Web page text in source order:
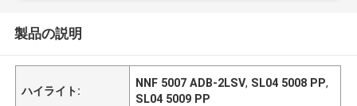
製品の説明
ハイライト:
NNF 5007 ADB-2LSV, SL04 5008 PP,
SL04 5009 PP